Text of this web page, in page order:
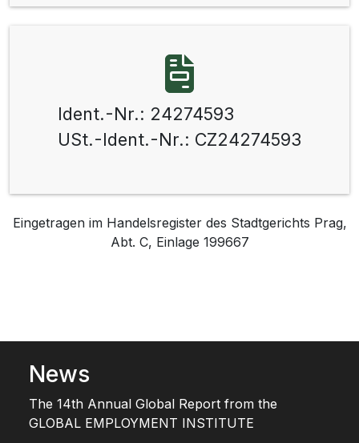
Ident.-Nr.: 24274593
USt.-Ident.-Nr.: CZ24274593
Eingetragen im Handelsregister des Stadtgerichts Prag,
Abt. C, Einlage 199667
News
The 14th Annual Global Report from the
GLOBAL EMPLOYMENT INSTITUTE